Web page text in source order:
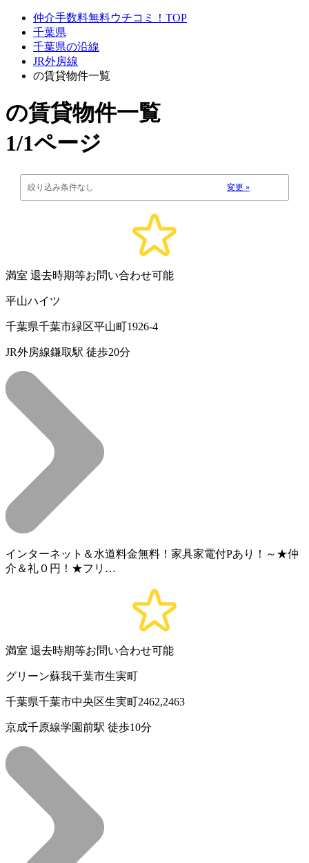
仲介手数料無料ウチコミ！TOP
千葉県
千葉県の沿線
JR外房線
の賃貸物件一覧
の賃貸物件一覧
1/1ページ
絞り込み条件なし 変更 »
満室 退去時期等お問い合わせ可能
平山ハイツ
千葉県千葉市緑区平山町1926-4
JR外房線鎌取駅 徒歩20分
インターネット＆水道料金無料！家具家電付Pあり！～★仲
介＆礼０円！★フリ…
満室 退去時期等お問い合わせ可能
グリーン蘇我千葉市生実町
千葉県千葉市中央区生実町2462,2463
京成千原線学園前駅 徒歩10分